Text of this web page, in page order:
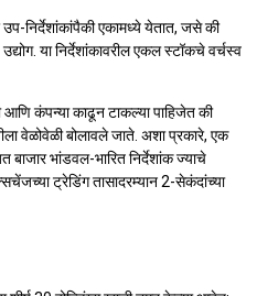
निर्देशांकांपैकी एकामध्ये येतात, जसे की
या निर्देशांकावरील एकल स्टॉकचे वर्चस्व
आणि कंपन्या काढून टाकल्या पाहिजेत की
वेळोवेळी बोलावले जाते. अशा प्रकारे, एक
बाजार भांडवल-भारित निर्देशांक ज्याचे
ट्रेडिंग तासादरम्यान 2-सेकंदांच्या